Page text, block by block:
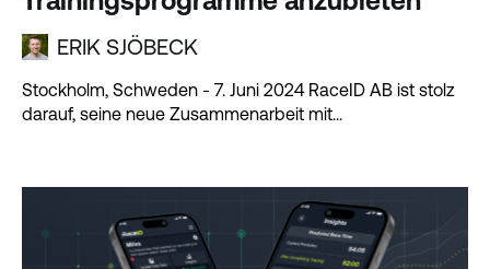
ERIK SJÖBECK
Stockholm, Schweden - 7. Juni 2024 RaceID AB ist stolz
darauf, seine neue Zusammenarbeit mit...